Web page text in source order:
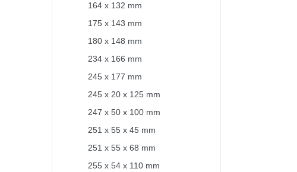
164 x 132 mm
175 x 143 mm
180 x 148 mm
234 x 166 mm
245 x 177 mm
245 x 20 x 125 mm
247 x 50 x 100 mm
251 x 55 x 45 mm
251 x 55 x 68 mm
255 x 54 x 110 mm